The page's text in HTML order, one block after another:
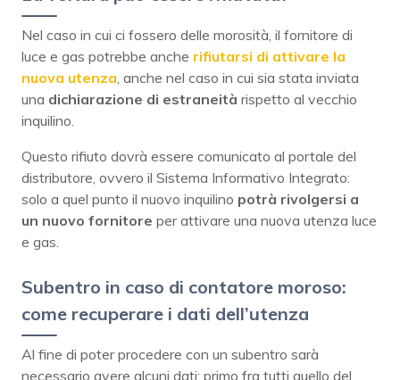
Nel caso in cui ci fossero delle morosità, il fornitore di
luce e gas potrebbe anche rifiutarsi di attivare la
nuova utenza , anche nel caso in cui sia stata inviata
una dichiarazione di estraneità rispetto al vecchio
inquilino.
Questo rifiuto dovrà essere comunicato al portale del
distributore, ovvero il Sistema Informativo Integrato:
solo a quel punto il nuovo inquilino potrà rivolgersi a
un nuovo fornitore per attivare una nuova utenza luce
e gas.
Subentro in caso di contatore moroso:
come recuperare i dati dell’utenza
Al fine di poter procedere con un subentro sarà
necessario avere alcuni dati: primo fra tutti quello del